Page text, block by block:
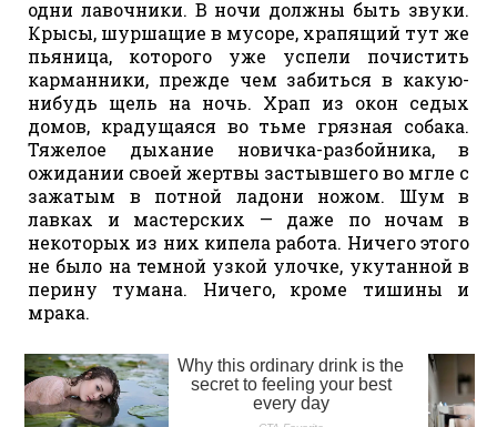
одни лавочники. В ночи должны быть звуки.
Крысы, шуршащие в мусоре, храпящий тут же
пьяница, которого уже успели почистить
карманники, прежде чем забиться в какую-
нибудь щель на ночь. Храп из окон седых
домов, крадущаяся во тьме грязная собака.
Тяжелое дыхание новичка-разбойника, в
ожидании своей жертвы застывшего во мгле с
зажатым в потной ладони ножом. Шум в
лавках и мастерских — даже по ночам в
некоторых из них кипела работа. Ничего этого
не было на темной узкой улочке, укутанной в
перину тумана. Ничего, кроме тишины и
мрака.